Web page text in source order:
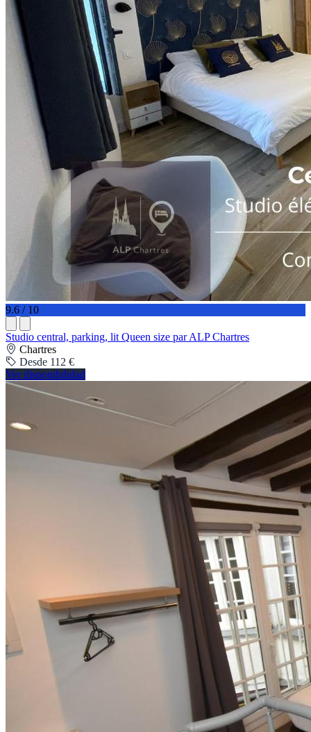
9.6 / 10
Studio central, parking, lit Queen size par ALP Chartres
Chartres
Desde 112 €
Ver disponibilidad